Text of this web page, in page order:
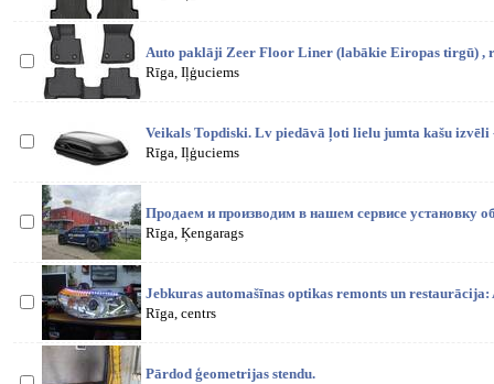
Auto paklāji Zeer Floor Liner (labākie Eiropas tirgū) ,
Rīga, Iļģuciems
Veikals Topdiski. Lv piedāvā ļoti lielu jumta kašu
Rīga, Iļģuciems
Продаем и производим в нашем сервисе установку
Rīga, Ķengarags
Jebkuras automašīnas optikas remonts un
Rīga, centrs
Pārdod ģeometrijas stendu.